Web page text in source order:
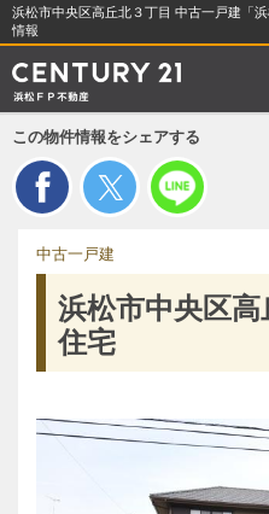
浜松市中央区高丘北３丁目 中古一戸建「
情報
この物件情報をシェアする
中古一戸建
浜松市中央区
住宅